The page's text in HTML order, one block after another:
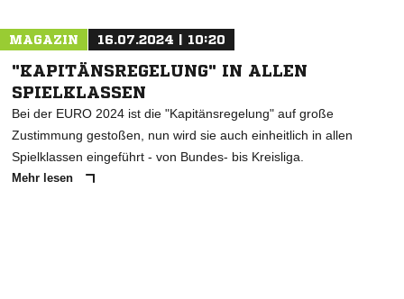
MAGAZIN 16.07.2024 | 10:20
"KAPITÄNSREGELUNG" IN ALLEN
SPIELKLASSEN
Bei der EURO 2024 ist die "Kapitänsregelung" auf große
Zustimmung gestoßen, nun wird sie auch einheitlich in allen
Spielklassen eingeführt - von Bundes- bis Kreisliga.
Mehr lesen